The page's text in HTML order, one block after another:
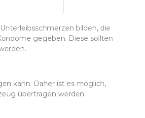
bilden, die
gegeben. Diese sollten
kann. Daher ist es möglich,
übertragen werden.